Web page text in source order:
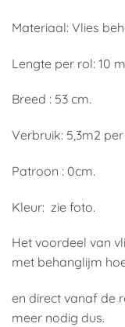
Materiaal: Vlies
Lengte per rol: 10
Breed : 53 cm.
Verbruik: 5,3m2
Patroon : 0cm.
Kleur: zie foto.
Het voordeel van
met behanglijm
en direct vanaf de
meer nodig dus.